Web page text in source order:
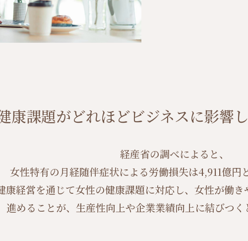
康課題がどれほどビジネスに影響
経産省の調べによると、
女性特有の月経随伴症状による労働損失は4,911億円
康経営を通じて女性の健康課題に対応し、女性が働
進めることが、生産性向上や企業業績向上に結びつく